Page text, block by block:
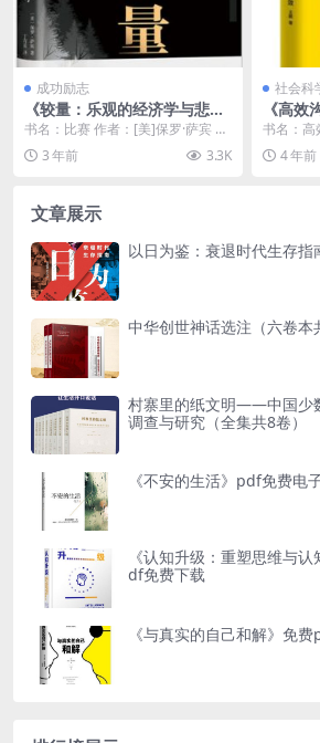
成功励志
《较量：乐观的经济学与悲观
的生态学》pdf电子书下载
书名：比赛 作者：[美]保罗·萨宾 出
书社：南海出书公司 副标题：达观
的经济学与...
3 年前 3.3K
社会科
《高效
有效》
书名：高
社：四川
让沟通精
4 年前
文章展示
以日为鉴：衰退时代生存指
中华创世神话选注（六卷
村寨里的纸文明——中国少
调查与研究（全集共8卷）
《不安的生活》pdf免费电
《认知升级：重塑思维与
df免费下载
《与真实的自己和解》免